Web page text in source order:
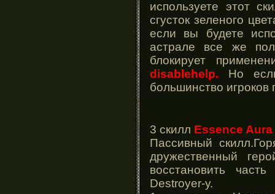
используете этот
сгусток зеленого
если вы будете
астрале все же
блокирует
disablehelp. Но
большинство игроков
3 скилл Essence Aura
Пассивный
дружественный
восстановить
Destroyer-у.